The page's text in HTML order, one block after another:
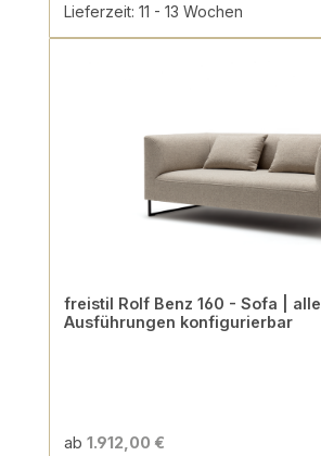
Lieferzeit: 11 - 13 Wochen
freistil Rolf Benz 160 - Sofa | alle
Ausführungen konfigurierbar
ab 1.912,00 €